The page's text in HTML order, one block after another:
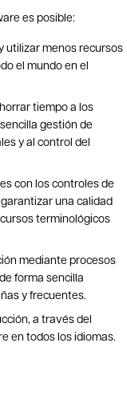
es posible:
utilizar menos recursos
el mundo en el
tiempo a los
gestión de
y al control del
con los controles de
una calidad
terminológicos
mediante procesos
forma sencilla
y frecuentes.
a través del
en todos los idiomas.